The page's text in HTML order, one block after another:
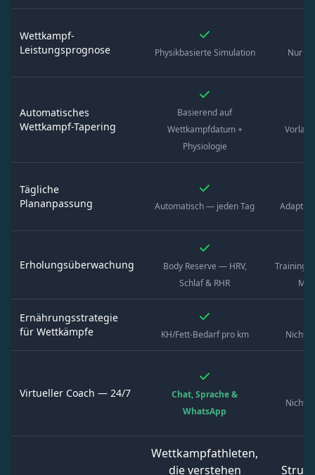
Wettkampf-
Leistungsprognose
Physikbasierte Simulation Nur
Automatisches
Wettkampf-Tapering
Basierend auf
Wettkampfdatum +
Physiologie
Tägliche
Plananpassung
Automatisch — jeden Tag
Erholungsüberwachung
Body Reserve — HRV,
Schlaf & RHR
Ernährungsstrategie
für Wettkämpfe
KH/Fett-Bedarf pro km Nicht
Virtueller Coach — 24/7
Chat, Sprache &
WhatsApp
Nicht
Wettkampfathleten,
die verstehen